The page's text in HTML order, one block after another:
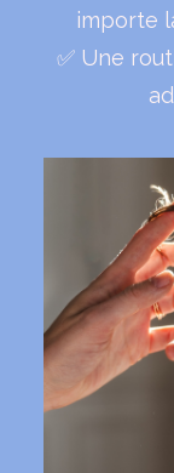
importe
✅ Une